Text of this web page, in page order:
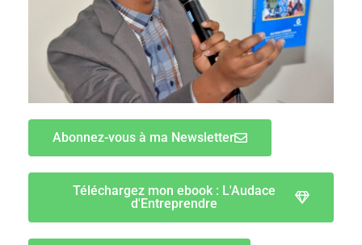
Abonnez-vous à ma Newsletter
Téléchargez mon ebook : L'Audace
d'Entreprendre